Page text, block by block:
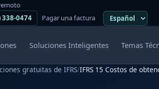
338-0474 Pagar una factura
Soluciones Inteligentes Temas
gratuitas de IFRS/IFRS 15 Costos de